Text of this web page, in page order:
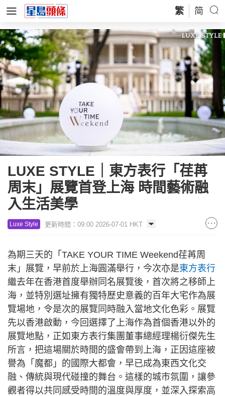
繁 简
LUXE STYLE｜東方表行「荏苒
周末」展覽首登上海 時間藝術融
入生活美學
Luxe Style 更新時間：09:00 2026-07-01 HKT
為期三天的「TAKE YOUR TIME Weekend荏苒周
末」展覽，早前於上海圓滿舉行，今次亦是東方表行
繼去年在香港首度舉辦同名展覽後，首次將之移師上
海，並特別選址擁有獨特歷史意義的百年大宅作為展
覽場地，令是次的展覽同時融入當地文化色彩。展覽
先以香港啟動，今回選擇了上海作為首個香港以外的
展覽地點，正如東方表行集團董事總經理楊衍傑先生
所言，把這場關於時間的盛會帶到上海，正因這座被
譽為「魔都」的國際大都會，早已成為東西文化交
融、傳統與現代碰撞的舞台。這樣的城市氛圍，讓參
觀者得以共同感受時間的溫度與厚度，並深入探索高